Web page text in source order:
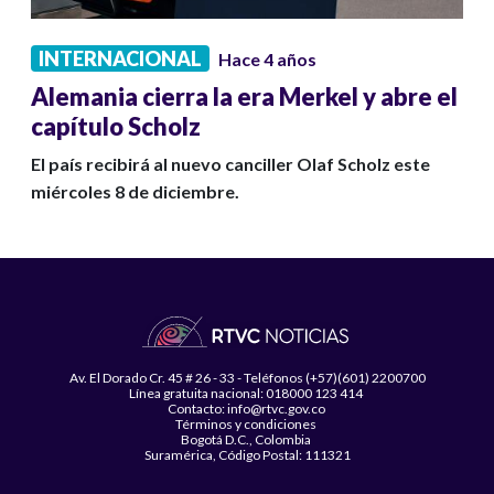
INTERNACIONAL Hace 4 años
Alemania cierra la era Merkel y abre el
capítulo Scholz
El país recibirá al nuevo canciller Olaf Scholz este
miércoles 8 de diciembre.
Av. El Dorado Cr. 45 # 26 - 33 - Teléfonos (+57)(601) 2200700
Línea gratuita nacional: 018000 123 414
Contacto: info@rtvc.gov.co
Términos y condiciones
Bogotá D.C., Colombia
Suramérica, Código Postal: 111321